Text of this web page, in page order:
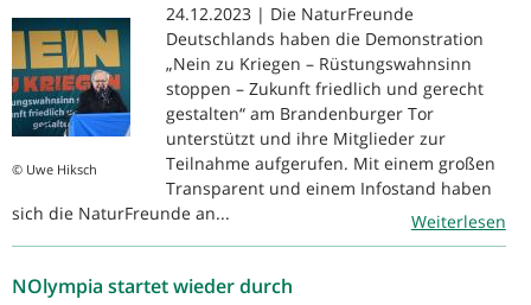
© Uwe Hiksch
24.12.2023 | Die NaturFreunde
Deutschlands haben die Demonstration
„Nein zu Kriegen – Rüstungswahnsinn
stoppen – Zukunft friedlich und gerecht
gestalten“ am Brandenburger Tor
unterstützt und ihre Mitglieder zur
Teilnahme aufgerufen. Mit einem großen
Transparent und einem Infostand haben
sich die NaturFreunde an...
Weiterlesen
NOlympia startet wieder durch